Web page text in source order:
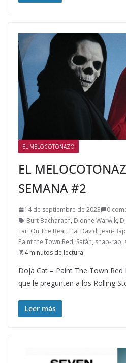
EL MELOCOTONAZO
EL
SEMANA #2
14 de septiembre de 2023
0
Burt Bacharach, Dionne Warwik,
Earl On The Beat, Hal David, Jean-
Paint the Town Red, Satán, snap-rap,
4 minutos de lectura
Doja Cat – Paint The Town Red
que le pregunten a los Rolling
Leer más